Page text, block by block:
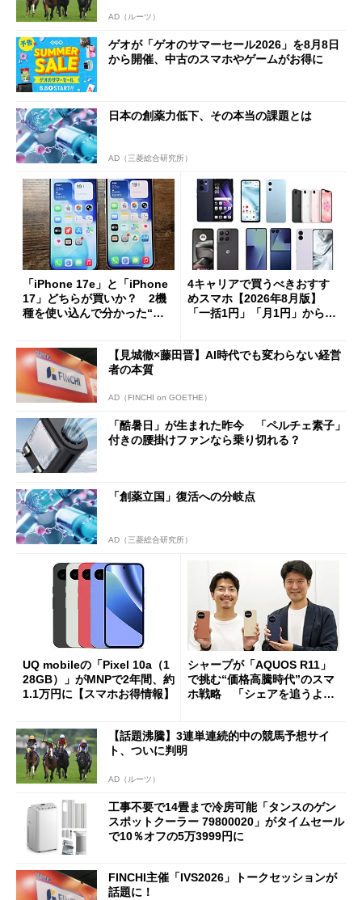
AD（ルーツ）
ゲオが「ゲオのサマーセール2026」を8月8日
から開催、中古のスマホやゲームがお得に
日本の創薬力低下、その本当の課題とは
AD（三菱総合研究所）
「iPhone 17e」と「iPhone
17」どちらが買いか？ 2機
種を使い込んで分かった“ス
4キャリアで買うべきおすす
めスマホ【2026年8月版】
「一括1円」「月1円」からお
【見城徹×藤田晋】AI時代でも変わらない経営
者の本質
AD（FINCHI on GOETHE）
「酷暑日」が生まれた昨今 「ペルチェ素子」
付きの腰掛けファンなら乗り切れる？
「創薬立国」復活への分岐点
AD（三菱総合研究所）
UQ mobileの「Pixel 10a（1
28GB）」がMNPで2年間、約
1.1万円に【スマホお得情報】
シャープが「AQUOS R11」
で挑む“価格高騰時代”のスマ
ホ戦略 「シェアを追うより
【話題沸騰】3連単連続的中の競馬予想サイ
ト、ついに判明
AD（ルーツ）
工事不要で14畳まで冷房可能「タンスのゲン
スポットクーラー 79800020」がタイムセール
で10％オフの5万3999円に
FINCHI主催「IVS2026」トークセッションが
話題に！